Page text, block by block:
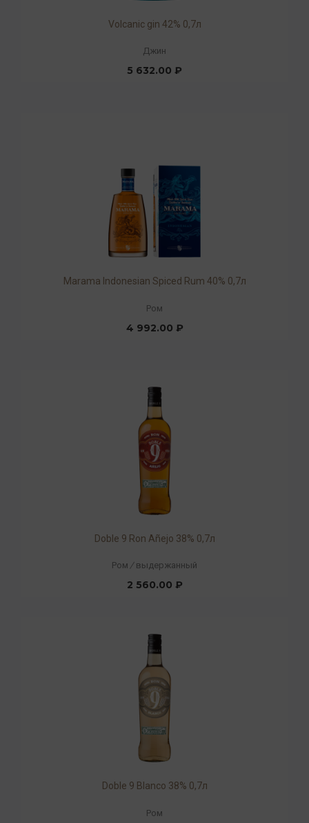
Volcanic gin 42% 0,7л
Джин
5 632.00 ₽
Marama Indonesian Spiced Rum 40% 0,7л
Ром
4 992.00 ₽
Doble 9 Ron Añejo 38% 0,7л
Ром / выдержанный
2 560.00 ₽
Doble 9 Blanco 38% 0,7л
Ром